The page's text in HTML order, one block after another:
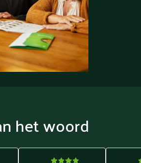
het woord